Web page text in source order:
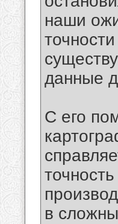
наши
данные
С его
в